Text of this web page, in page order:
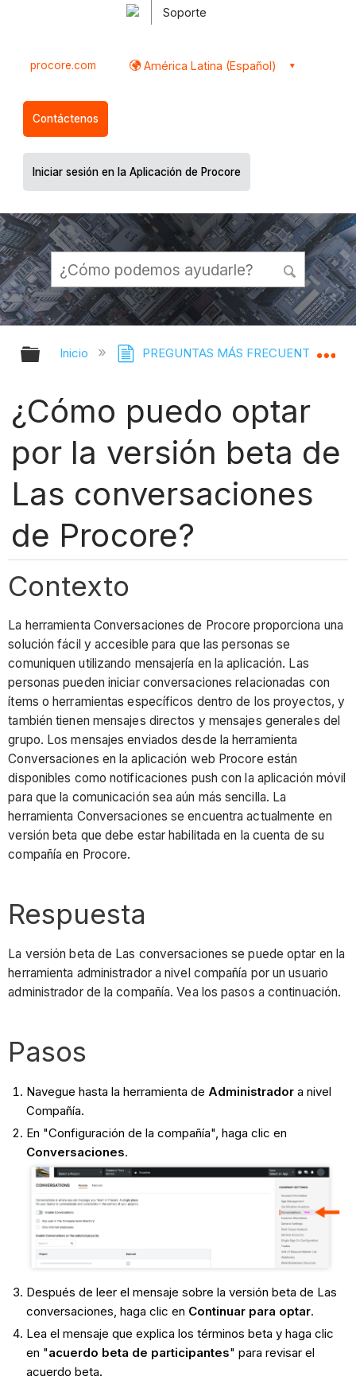
Soporte
procore.com América Latina (Español)
Contáctenos
Iniciar sesión en la Aplicación de Procore
Expandir/contraer jerarquía global
Inicio PREGUNTAS MÁS FRECUENTES
¿Cómo puedo optar
por la versión beta de
Las conversaciones
de Procore?
Contexto
La herramienta Conversaciones de Procore proporciona una
solución fácil y accesible para que las personas se
comuniquen utilizando mensajería en la aplicación. Las
personas pueden iniciar conversaciones relacionadas con
ítems o herramientas específicos dentro de los proyectos, y
también tienen mensajes directos y mensajes generales del
grupo. Los mensajes enviados desde la herramienta
Conversaciones en la aplicación web Procore están
disponibles como notificaciones push con la aplicación móvil
para que la comunicación sea aún más sencilla. La
herramienta Conversaciones se encuentra actualmente en
versión beta que debe estar habilitada en la cuenta de su
compañía en Procore.
Respuesta
La versión beta de Las conversaciones se puede optar en la
herramienta administrador a nivel compañía por un usuario
administrador de la compañía. Vea los pasos a continuación.
Pasos
Navegue hasta la herramienta de Administradora nivel
Compañía.
En "Configuración de la compañía", haga clic en
Conversaciones.
Después de leer el mensaje sobre la versión beta de Las
conversaciones, haga clic en Continuar para optar.
Lea el mensaje que explica los términos beta y haga clic
en "acuerdo beta de participantes" para revisar el
acuerdo beta.